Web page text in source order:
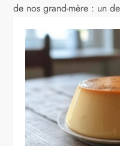
de nos grand-mère : un